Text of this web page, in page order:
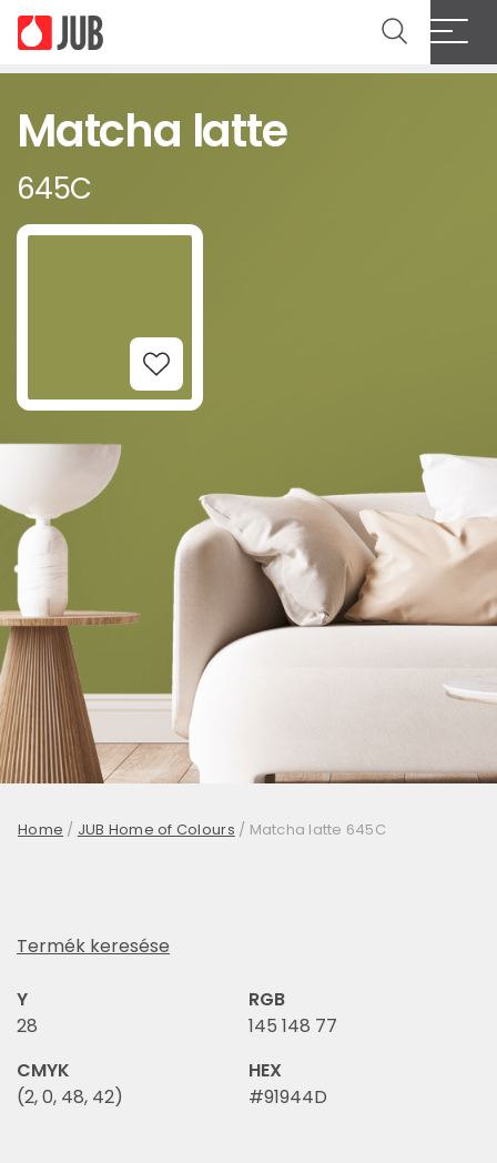
Matcha latte
645C
Add to Wishlist
Home / JUB Home of Colours / Matcha latte 645C
Termék keresése
Y
28
RGB
145 148 77
CMYK
(2, 0, 48, 42)
HEX
#91944D